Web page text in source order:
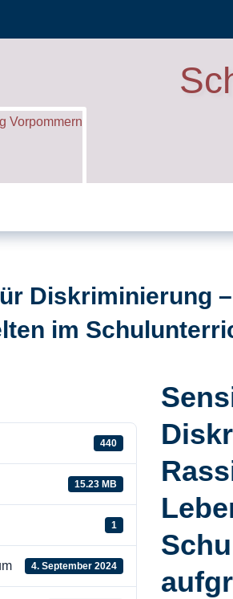
Diskriminierung
im
440
15.23 MB
1
4. September 2024